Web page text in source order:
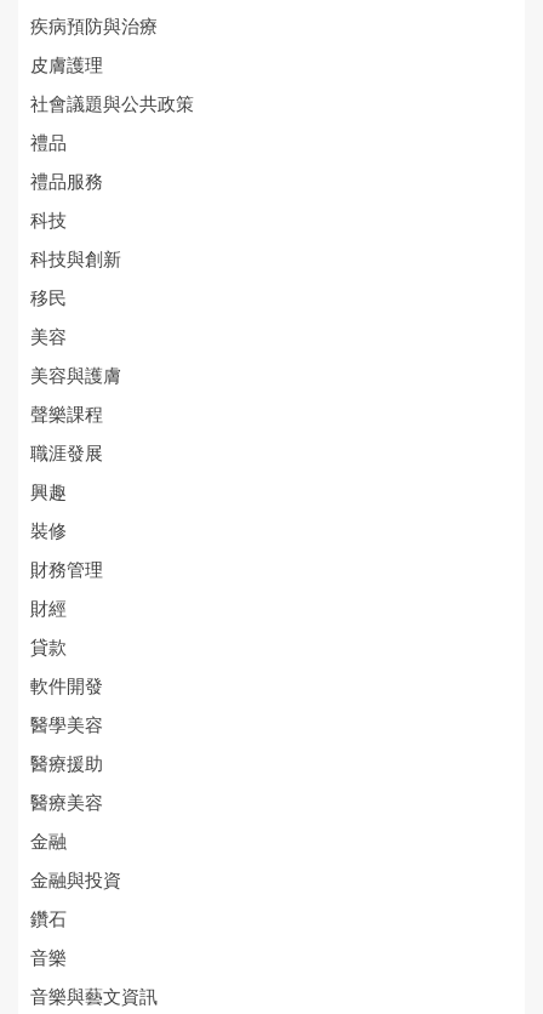
疾病預防與治療
皮膚護理
社會議題與公共政策
禮品
禮品服務
科技
科技與創新
移民
美容
美容與護膚
聲樂課程
職涯發展
興趣
裝修
財務管理
財經
貸款
軟件開發
醫學美容
醫療援助
醫療美容
金融
金融與投資
鑽石
音樂
音樂與藝文資訊